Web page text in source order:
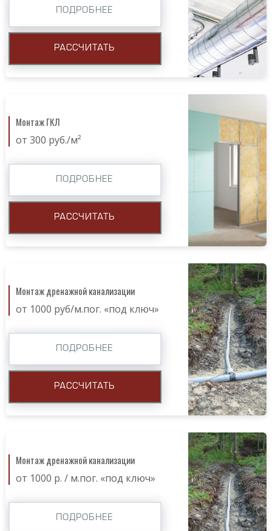
ПОДРОБНЕЕ
РАССЧИТАТЬ
Монтаж ГКЛ
от 300 руб./м²
ПОДРОБНЕЕ
РАССЧИТАТЬ
Монтаж дренажной канализации
от 1000 руб/м.пог. «под ключ»
ПОДРОБНЕЕ
РАССЧИТАТЬ
Монтаж дренажной канализации
от 1000 р. / м.пог. «под ключ»
ПОДРОБНЕЕ